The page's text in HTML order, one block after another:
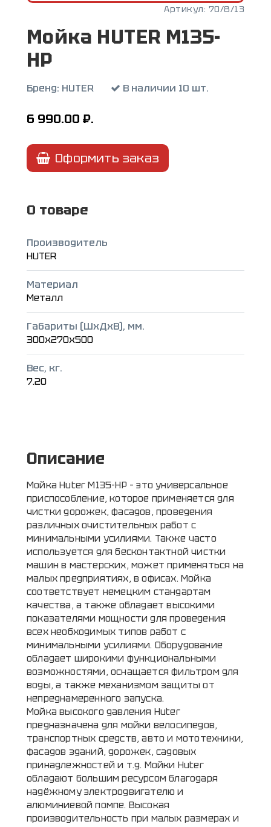
Артикул: 70/8/13
Мойка HUTER M135-
HP
Бренд: HUTER В наличии 10 шт.
6 990.00 ₽.
Оформить заказ
О товаре
Производитель
HUTER
Материал
Металл
Габариты (ШxДxВ), мм.
300x270x500
Вес, кг.
7.20
Описание
Мойка Huter M135-HP – это универсальное
приспособление, которое применяется для
чистки дорожек, фасадов, проведения
различных очистительных работ с
минимальными усилиями. Также часто
используется для бесконтактной чистки
машин в мастерских, может применяться на
малых предприятиях, в офисах. Мойка
соответствует немецким стандартам
качества, а также обладает высокими
показателями мощности для проведения
всех необходимых типов работ с
минимальными усилиями. Оборудование
обладает широкими функциональными
возможностями, оснащается фильтром для
воды, а также механизмом защиты от
непреднамеренного запуска.
Мойка высокого давления Huter
предназначена для мойки велосипедов,
транспортных средств, авто и мототехники,
фасадов зданий, дорожек, садовых
принадлежностей и т.д. Мойки Huter
обладают большим ресурсом благодаря
надёжному электродвигателю и
алюминиевой помпе. Высокая
производительность при малых размерах и